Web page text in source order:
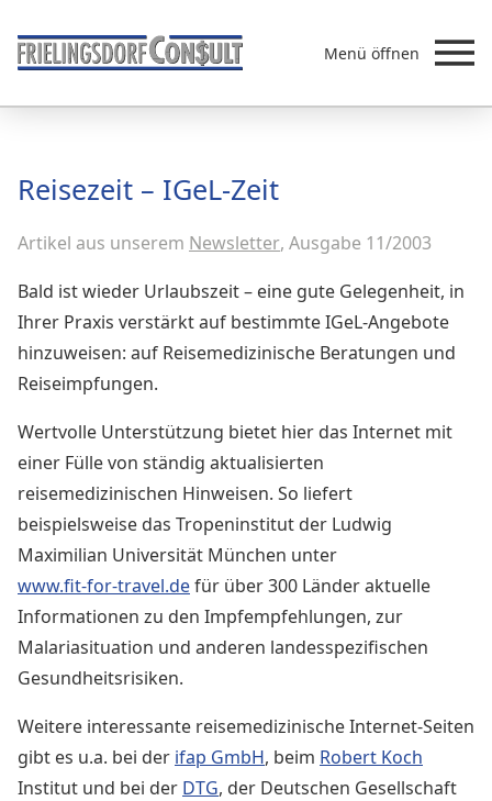
Menü öffnen
Beratung
Akademie
MVZ/Ärztenetze
Über uns
Newsletter & Presse
Reisezeit – IGeL-Zeit
Artikel aus unserem Newsletter, Ausgabe 11/2003
Bald ist wieder Urlaubszeit – eine gute Gelegenheit, in
Ihrer Praxis verstärkt auf bestimmte IGeL-Angebote
hinzuweisen: auf Reisemedizinische Beratungen und
Reiseimpfungen.
Wertvolle Unterstützung bietet hier das Internet mit
einer Fülle von ständig aktualisierten
reisemedizinischen Hinweisen. So liefert
beispielsweise das Tropeninstitut der Ludwig
Maximilian Universität München unter
www.fit-for-travel.defür über 300 Länder aktuelle
Informationen zu den Impfempfehlungen, zur
Malariasituation und anderen landesspezifischen
Gesundheitsrisiken.
Weitere interessante reisemedizinische Internet-Seiten
gibt es u.a. bei der ifap GmbH, beim Robert Koch
Institut und bei der DTG, der Deutschen Gesellschaft